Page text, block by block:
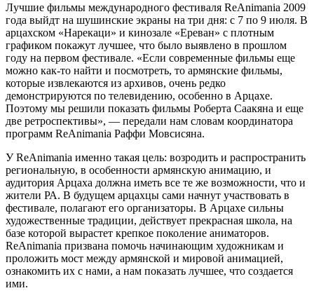
Лучшие фильмы международного фестиваля ReAnimania 2009
года выйдт на шушинские экраны на три дня: с 7 по 9 июля. В
арцахском «Нарекаци» и кинозале «Ереван» с плотным
графиком покажут лучшее, что было выявлено в прошлом
году на первом фестивале. «Если современные фильмы еще
можно как-то найти и посмотреть, то армянские фильмы,
которые извлекаются из архивов, очень редко
демонстрируются по телевидению, особенно в Арцахе.
Поэтому мы решили показать фильмы Роберта Саакяна и еще
две ретроспективы», — передали нам словам координатора
программ ReAnimania Раффи Мовсисяна.
У ReAnimania именно такая цель: возродить и распространить
региональную, в особенности армянскую анимацию, и
аудитория Арцаха должна иметь все те же возможности, что и
жители РА. В будущем арцахцы сами начнут участвовать в
фестивале, полагают его организаторы. В Арцахе сильны
художественные традиции, действует прекрасная школа, на
базе которой вырастет крепкое поколение аниматоров.
ReAnimania призвана помочь начинающим художникам и
проложить мост между армянской и мировой анимацией,
ознакомить их с нами, а нам показать лучшее, что создается
ими.